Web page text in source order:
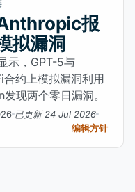
报
拟漏洞
示，GPT-5与
约上模拟漏洞利用
现两个零日漏洞。
已更新 24 Jul 2026
编辑方针